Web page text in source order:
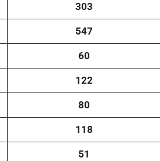
303
547
60
122
80
118
51